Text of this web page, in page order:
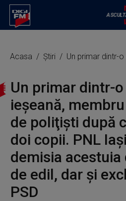
Acasa Știri Un primar dintr-o comună ieşeană, membru PSD, reţinut de poliţişti
Un primar dintr-
ieşeană,
de poliţişti după
doi copii. PNL
demisia
de edil, dar şi
PSD